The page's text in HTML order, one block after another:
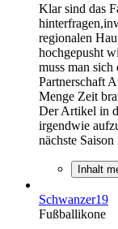
Klar sind das
regionalen
hochgepusht
muss man
Partnerschaft
Menge Zeit
Der Artikel in
irgendwie
nächste
Inhalt
Schwanzer19
Fußballikone